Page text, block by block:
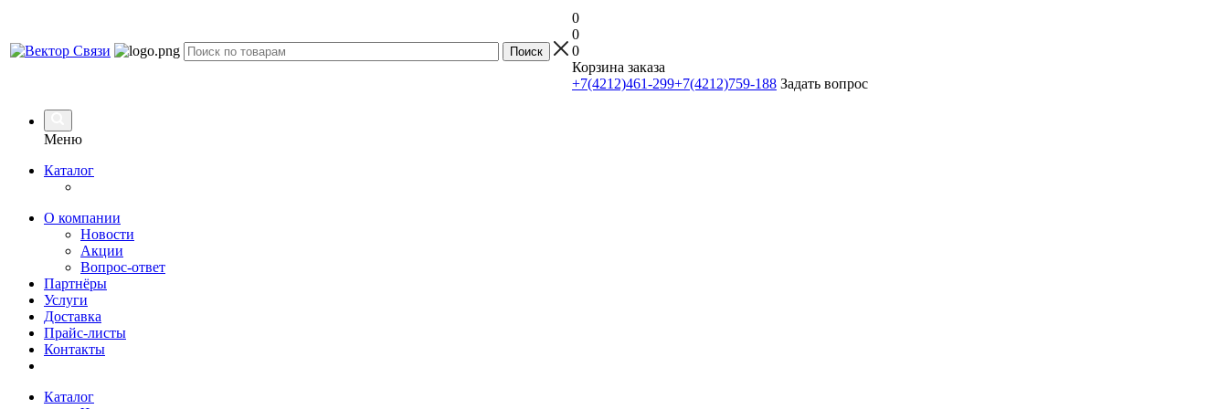
0
0
0
Корзина заказа
+7(4212)461-299+7(4212)759-188 Задать вопрос
Меню
Каталог
О компании
Новости
Акции
Вопрос-ответ
Партнёры
Услуги
Доставка
Прайс-листы
Контакты
Каталог